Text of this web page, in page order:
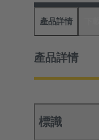
產品詳情
產品詳情
標識